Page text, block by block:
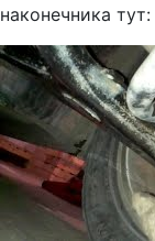
наконечника